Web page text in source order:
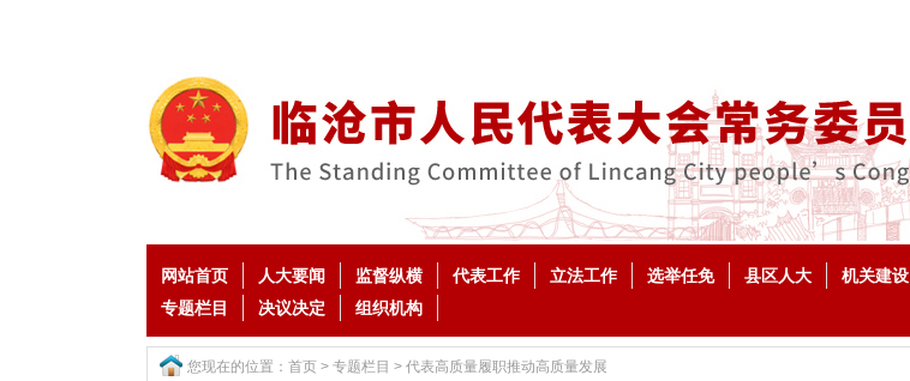
网站首页 人大要闻 监督纵横 代表工作 立法工作 选举任免 县区人大 机关建设
专题栏目
决议决定 组织机构
您现在的位置： 首页 > 专题栏目 > 代表高质量履职推动高质量发展